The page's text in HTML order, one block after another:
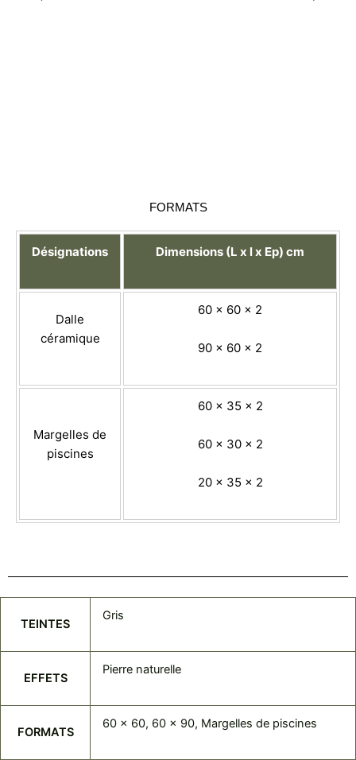
FORMATS
Désignations Dimensions (L x l x Ep) cm
Dalle
céramique
60 x 60 x 2
90 x 60 x 2
Margelles de
piscines
60 x 35 x 2
60 x 30 x 2
20 x 35 x 2
TEINTES
Gris
EFFETS
Pierre naturelle
FORMATS
60 x 60, 60 x 90, Margelles de piscines